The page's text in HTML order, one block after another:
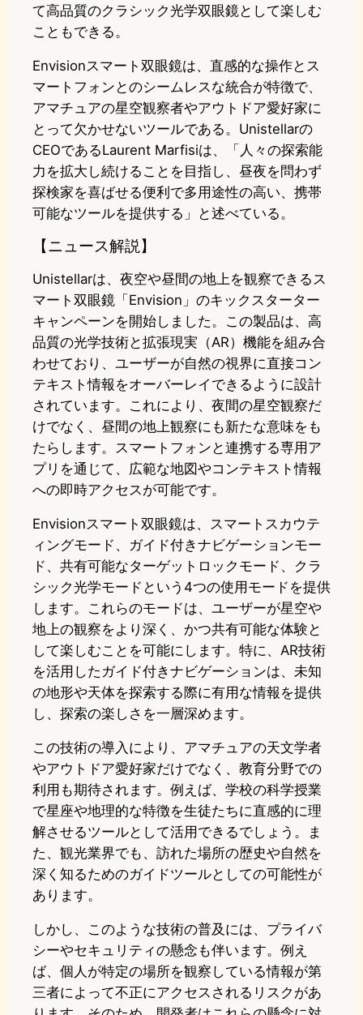
て高品質のクラシック光学双眼鏡として楽しむ
こともできる。
Envisionスマート双眼鏡は、直感的な操作とス
マートフォンとのシームレスな統合が特徴で、
アマチュアの星空観察者やアウトドア愛好家に
とって欠かせないツールである。Unistellarの
CEOであるLaurent Marfisiは、「人々の探索能
力を拡大し続けることを目指し、昼夜を問わず
探検家を喜ばせる便利で多用途性の高い、携帯
可能なツールを提供する」と述べている。
【ニュース解説】
Unistellarは、夜空や昼間の地上を観察できるス
マート双眼鏡「Envision」のキックスターター
キャンペーンを開始しました。この製品は、高
品質の光学技術と拡張現実（AR）機能を組み合
わせており、ユーザーが自然の視界に直接コン
テキスト情報をオーバーレイできるように設計
されています。これにより、夜間の星空観察だ
けでなく、昼間の地上観察にも新たな意味をも
たらします。スマートフォンと連携する専用ア
プリを通じて、広範な地図やコンテキスト情報
への即時アクセスが可能です。
Envisionスマート双眼鏡は、スマートスカウテ
ィングモード、ガイド付きナビゲーションモー
ド、共有可能なターゲットロックモード、クラ
シック光学モードという4つの使用モードを提供
します。これらのモードは、ユーザーが星空や
地上の観察をより深く、かつ共有可能な体験と
して楽しむことを可能にします。特に、AR技術
を活用したガイド付きナビゲーションは、未知
の地形や天体を探索する際に有用な情報を提供
し、探索の楽しさを一層深めます。
この技術の導入により、アマチュアの天文学者
やアウトドア愛好家だけでなく、教育分野での
利用も期待されます。例えば、学校の科学授業
で星座や地理的な特徴を生徒たちに直感的に理
解させるツールとして活用できるでしょう。ま
た、観光業界でも、訪れた場所の歴史や自然を
深く知るためのガイドツールとしての可能性が
あります。
しかし、このような技術の普及には、プライバ
シーやセキュリティの懸念も伴います。例え
ば、個人が特定の場所を観察している情報が第
三者によって不正にアクセスされるリスクがあ